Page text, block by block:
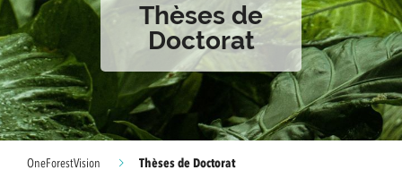
Thèses de
Doctorat
OneForestVision Thèses de Doctorat